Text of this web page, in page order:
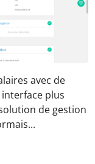
avec de
plus
de gestion